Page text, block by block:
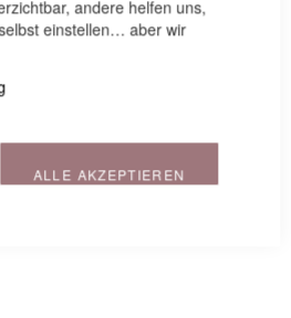
andere helfen uns,
einstellen… aber wir
ALLE AKZEPTIEREN